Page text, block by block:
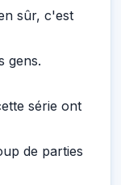
sûr, c'est
gens.
série ont
de parties